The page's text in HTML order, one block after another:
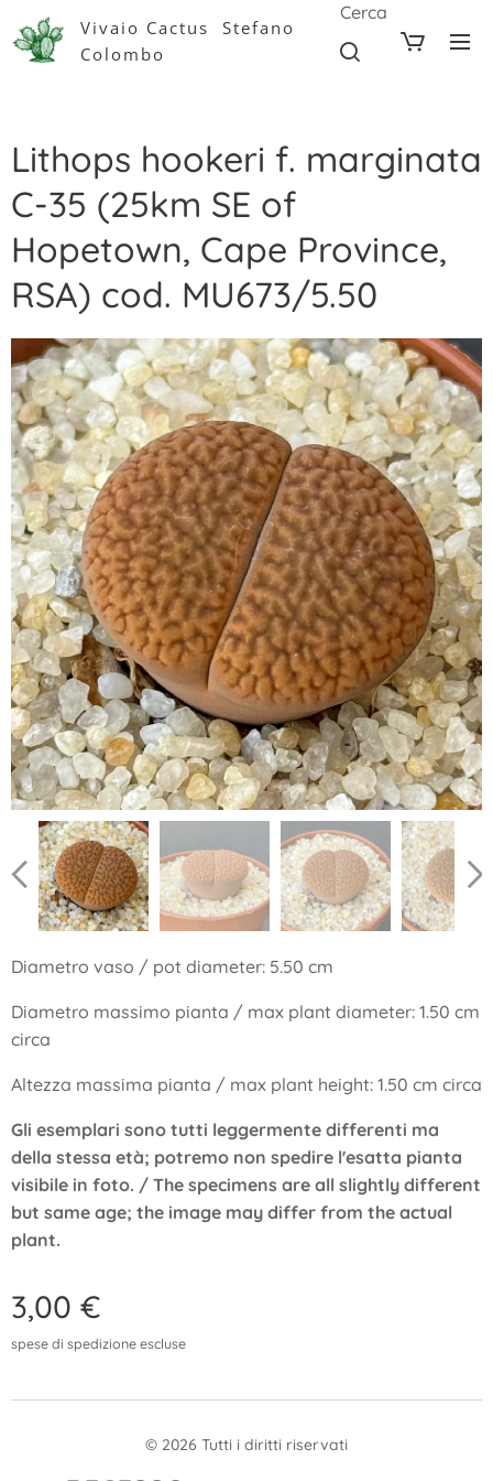
Vivaio Cactus Stefano
Colombo
Cerca
Lithops hookeri f. marginata
C-35 (25km SE of
Hopetown, Cape Province,
RSA) cod. MU673/5.50
Diametro vaso / pot diameter: 5.50 cm
Diametro massimo pianta / max plant diameter: 1.50 cm
circa
Altezza massima pianta / max plant height: 1.50 cm circa
Gli esemplari sono tutti leggermente differenti ma
della stessa età; potremo non spedire l'esatta pianta
visibile in foto. / The specimens are all slightly different
but same age; the image may differ from the actual
plant.
3,00 €
spese di spedizione escluse
© 2026 Tutti i diritti riservati